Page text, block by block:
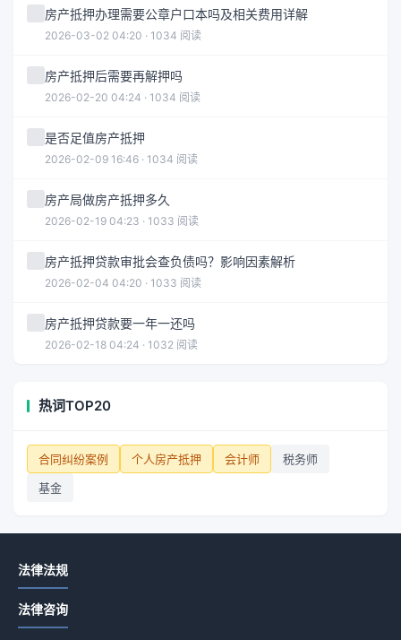
房产抵押办理需要公章户口本吗及相关费用详解
2026-03-02 04:20 · 1034 阅读
房产抵押后需要再解押吗
2026-02-20 04:24 · 1034 阅读
是否足值房产抵押
2026-02-09 16:46 · 1034 阅读
房产局做房产抵押多久
2026-02-19 04:23 · 1033 阅读
房产抵押贷款审批会查负债吗？影响因素解析
2026-02-04 04:20 · 1033 阅读
房产抵押贷款要一年一还吗
2026-02-18 04:24 · 1032 阅读
热词TOP20
合同纠纷案例 个人房产抵押 会计师
税务师
基金
法律法规
法律咨询